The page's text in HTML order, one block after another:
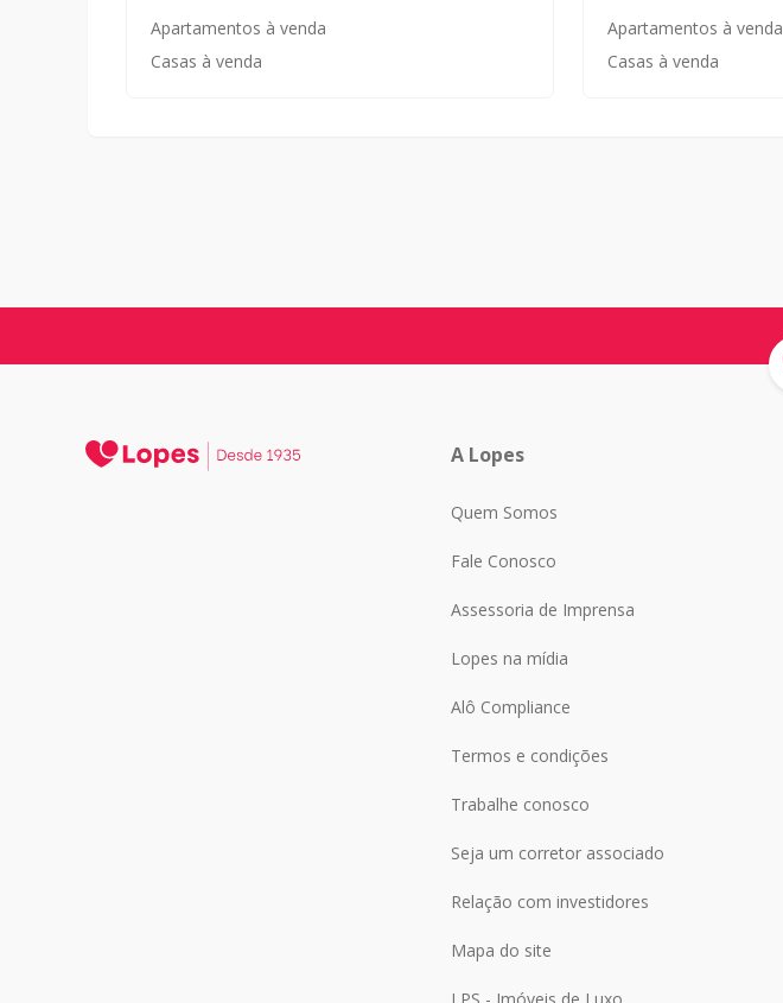
Apartamentos à venda
Casas à venda
Apartamentos à venda
Casas à venda
A Lopes
Quem Somos
Fale Conosco
Assessoria de Imprensa
Lopes na mídia
Alô Compliance
Termos e condições
Trabalhe conosco
Seja um corretor associado
Relação com investidores
Mapa do site